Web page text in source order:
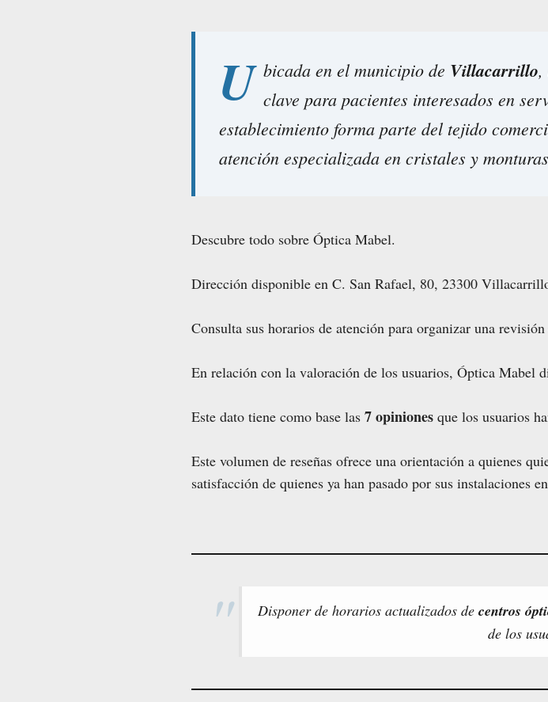
U bicada en el municipio de Villacarrillo,
clave para pacientes interesados en
establecimiento forma parte del tejido
atención especializada en cristales y
Descubre todo sobre Óptica Mabel.
Dirección disponible en C. San Rafael, 80, 23300
Consulta sus horarios de atención para organizar una
En relación con la valoración de los usuarios, Óptica Mabel
Este dato tiene como base las 7 opiniones que los usuarios
Este volumen de reseñas ofrece una orientación a quienes
satisfacción de quienes ya han pasado por sus instalaciones
Disponer de horarios actualizados de centros
de los